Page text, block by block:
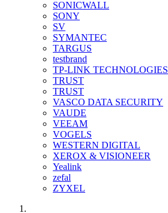
SONICWALL
SONY
SV
SYMANTEC
TARGUS
testbrand
TP-LINK TECHNOLOGIES
TRUST
TRUST
VASCO DATA SECURITY
VAUDE
VEEAM
VOGELS
WESTERN DIGITAL
XEROX & VISIONEER
Yealink
zefal
ZYXEL